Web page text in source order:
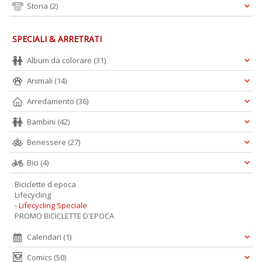
Storia (2)
SPECIALI & ARRETRATI
Album da colorare (31)
Animali (14)
Arredamento (36)
Bambini (42)
Benessere (27)
Bici (4)
Biciclette d epoca
Lifecycling
- Lifecycling Speciale
PROMO BICICLETTE D'EPOCA
Calendari (1)
Comics (50)